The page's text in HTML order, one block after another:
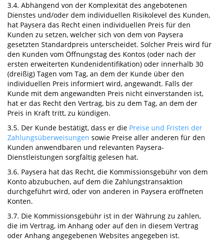
3.4. Abhängend von der Komplexität des angebotenen
Dienstes und/oder dem individuellen Risikolevel des Kunden,
hat Paysera das Recht einen individuellen Preis für den
Kunden zu setzen, welcher sich von dem von Paysera
gesetzten Standardpreis unterscheidet. Solcher Preis wird für
den Kunden vom Öffnungstag des Kontos (oder nach der
ersten erweiterten Kundenidentifikation) oder innerhalb 30
(dreißig) Tagen vom Tag, an dem der Kunde über den
individuellen Preis informiert wird, angewandt. Falls der
Kunde mit dem angewandten Preis nicht einverstanden ist,
hat er das Recht den Vertrag, bis zu dem Tag, an dem der
Preis in Kraft tritt, zu kündigen.
3.5. Der Kunde bestätigt, dass er die Preise und Fristen der
Zahlungsüberweisungen sowie Preise aller anderen für den
Kunden anwendbaren und relevanten Paysera-
Dienstleistungen sorgfältig gelesen hat.
3.6. Paysera hat das Recht, die Kommissionsgebühr von dem
Konto abzubuchen, auf dem die Zahlungstransaktion
durchgeführt wird, oder von anderen in Paysera eröffneten
Konten.
3.7. Die Kommissionsgebühr ist in der Währung zu zahlen,
die im Vertrag, im Anhang oder auf den in diesem Vertrag
oder Anhang angegebenen Websites angegeben ist.